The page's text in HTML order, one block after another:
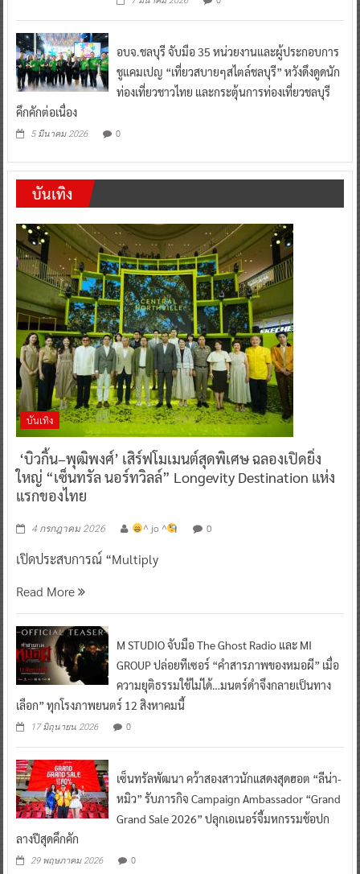
อบจ.ชลบุรี จับมือ 35 หน่วยงานและผู้ประกอบการ
ชูแคมเปญ “เที่ยวสบายๆสไตล์ชลบุรี” หวังดึงดูดนัก
ท่องเที่ยวชาวไทย และกระตุ้นการท่องเที่ยวชลบุรี
คึกคักต่อเนื่อง
5 มีนาคม 2026 0
บันเทิง
บันเทิง
‘บิวกิ้น–พุฒิพงศ์’ เสิร์ฟโมเมนต์สุดพิเศษ ฉลองเปิดยิ่ง
ใหญ่ “เซ็นทรัล นอร์ทวิลล์” Longevity Destination แห่ง
แรกของไทย
4 กรกฎาคม 2026 ^ jo ^ 0
เปิดประสบการณ์ “Multiply
Read More
M STUDIO จับมือ The Ghost Radio และ MI
GROUP ปล่อยทีเซอร์ “คำสารภาพของหมอผี” เมื่อ
ความยุติธรรมใช้ไม่ได้…มนตร์ดำจึงกลายเป็นทาง
เลือก” ทุกโรงภาพยนตร์ 12 สิงหาคมนี้
17 มิถุนายน 2026 0
เซ็นทรัลพัฒนา คว้าสองสาวนักแสดงสุดฮอต “ลีน่า-
หมิว” รับภารกิจ Campaign Ambassador “Grand
Grand Sale 2026” ปลุกเอเนอร์จี้มหกรรมช้อปก
ลางปีสุดคึกคัก
29 พฤษภาคม 2026 0